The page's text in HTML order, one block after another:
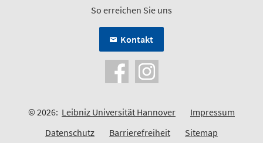
So erreichen Sie uns
Kontakt
© 2026: Leibniz Universität Hannover
Impressum
Datenschutz
Barrierefreiheit Sitemap